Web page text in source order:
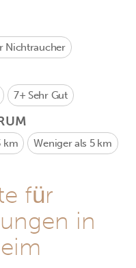
Nichtraucher
7+ Sehr Gut
km Weniger als 5 km
für
in